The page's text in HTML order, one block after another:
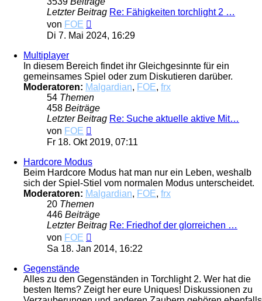
Letzter Beitrag Re: Fähigkeiten torchlight 2 …
von FOE
Beitrag
Di 7. Mai 2024, 16:29
Multiplayer
In diesem Bereich findet ihr Gleichgesinnte für ein
gemeinsames Spiel oder zum Diskutieren darüber.
Moderatoren: Malgardian, FOE, frx
54 Themen
458 Beiträge
Letzter Beitrag Re: Suche aktuelle aktive Mit…
von FOE
Beitrag
Fr 18. Okt 2019, 07:11
Hardcore Modus
Beim Hardcore Modus hat man nur ein Leben, weshalb
sich der Spiel-Stiel vom normalen Modus unterscheidet.
Moderatoren: Malgardian, FOE, frx
20 Themen
446 Beiträge
Letzter Beitrag Re: Friedhof der glorreichen …
von FOE
Beitrag
Sa 18. Jan 2014, 16:22
Gegenstände
Alles zu den Gegenständen in Torchlight 2. Wer hat die
besten Items? Zeigt her eure Uniques! Diskussionen zu